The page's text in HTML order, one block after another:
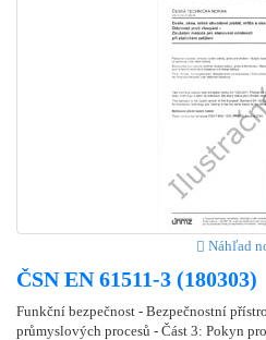
Náhľad
ČSN EN 61511-3 (180303)
Funkční bezpečnost - Bezpečnostní
průmyslových procesů - Část 3: Pokyn